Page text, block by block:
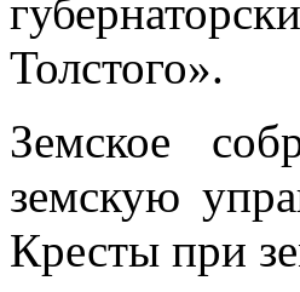
Толстого».
Земское
земскую
Кресты при